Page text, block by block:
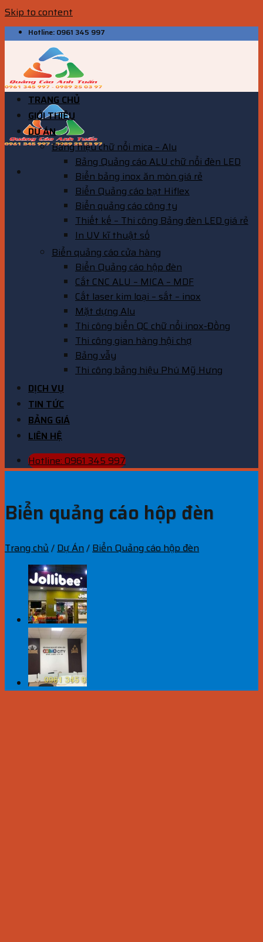
Skip to content
Hotline: 0961 345 997
TRANG CHỦ
GIỚI THIỆU
DỰ ÁN
Bảng hiệu chữ nổi mica – Alu
Bảng Quảng cáo ALU chữ nổi đèn LED
Biển bảng inox ăn mòn giá rẻ
Biển Quảng cáo bạt Hiflex
Biển quảng cáo công ty
Thiết kế – Thi công Bảng đèn LED giá rẻ
In UV kĩ thuật số
Biển quảng cáo cửa hàng
Biển Quảng cáo hộp đèn
Cắt CNC ALU – MICA – MDF
Cắt laser kim loại – sắt – inox
Mặt dựng Alu
Thi công biển QC chữ nổi inox-Đồng
Thi công gian hàng hội chợ
Bảng vẫy
Thi công bảng hiệu Phú Mỹ Hưng
DỊCH VỤ
TIN TỨC
BẢNG GIÁ
LIÊN HỆ
Hotline: 0961 345 997
Biển quảng cáo hộp đèn
Trang chủ / Dự Án/ Biển Quảng cáo hộp đèn